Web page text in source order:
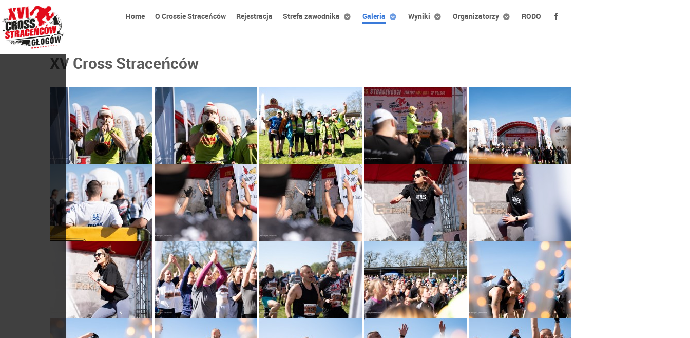
Home O Crossie Straceńców Rejestracja Strefa zawodnika Galeria Wyniki Organizatorzy RODO
XV Cross Straceńców